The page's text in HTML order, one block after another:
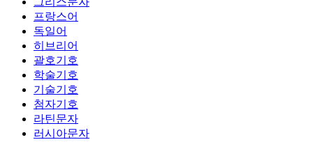
프랑스어
독일어
히브리어
괄호기호
학술기호
기술기호
첨자기호
라틴문자
러시아문자